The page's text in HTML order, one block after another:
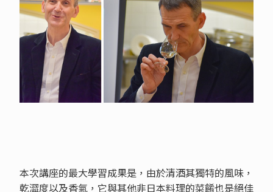
本次講座的最大學習成果是，由於清酒其獨特的風味，
乾澀度以及香氣，它與其他非日本料理的菜餚也是絕佳